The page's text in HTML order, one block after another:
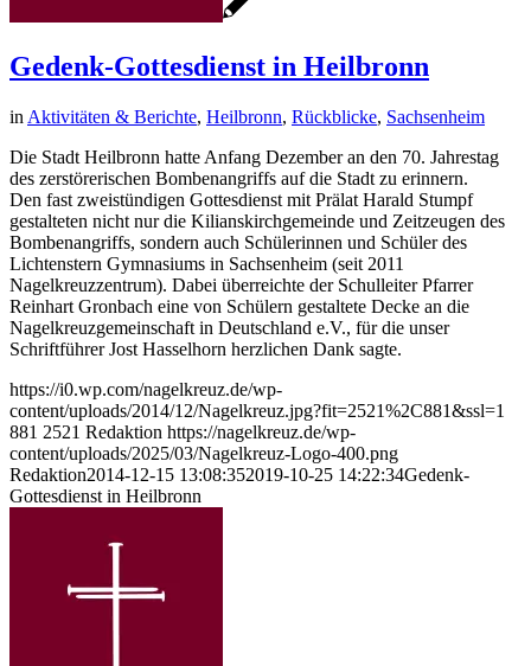
Gedenk-Gottesdienst in Heilbronn
in Aktivitäten & Berichte, Heilbronn, Rückblicke, Sachsenheim
Die Stadt Heilbronn hatte Anfang Dezember an den 70. Jahrestag
des zerstörerischen Bombenangriffs auf die Stadt zu erinnern.
Den fast zweistündigen Gottesdienst mit Prälat Harald Stumpf
gestalteten nicht nur die Kilianskirchgemeinde und Zeitzeugen des
Bombenangriffs, sondern auch Schülerinnen und Schüler des
Lichtenstern Gymnasiums in Sachsenheim (seit 2011
Nagelkreuzzentrum). Dabei überreichte der Schulleiter Pfarrer
Reinhart Gronbach eine von Schülern gestaltete Decke an die
Nagelkreuzgemeinschaft in Deutschland e.V., für die unser
Schriftführer Jost Hasselhorn herzlichen Dank sagte.
https://i0.wp.com/nagelkreuz.de/wp-
content/uploads/2014/12/Nagelkreuz.jpg?fit=2521%2C881&ssl=1
881 2521 Redaktion https://nagelkreuz.de/wp-
content/uploads/2025/03/Nagelkreuz-Logo-400.png
Redaktion2014-12-15 13:08:352019-10-25 14:22:34Gedenk-
Gottesdienst in Heilbronn